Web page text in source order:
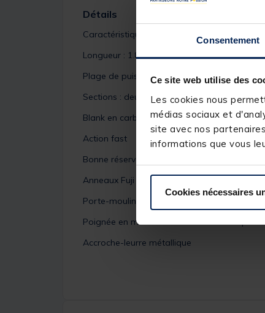
Consentement
Ce site web utilise des
Les cookies nous
médias sociaux et
site avec nos
informations que vous
Cookies nécessaires
Détails
Caractéristiques :
Longueur : 1.83m
Plage de puissance : 5-25g
Sections : deux brins égaux
Blank en carbone qualitatif pour plus de
Action fast
Bonne réserve de puissance
Anneaux Fuji O Ring pour une bonne glisse
Porte-moulinet ergonomique et ajouré pour
Poignée en mousse EVA haute densité
Accroche-leurre métallique